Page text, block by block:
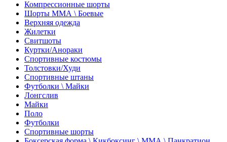
Компрессионные шорты
Шорты ММА \ Боевые
Верхняя одежда
Жилетки
Свитшоты
Куртки/Анораки
Спортивные костюмы
Толстовки/Худи
Спортивные штаны
Футболки \ Майки
Лонгслив
Майки
Поло
Футболки
Спортивные шорты